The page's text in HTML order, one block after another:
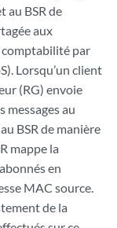
au BSR de
aux
comptabilité par
Lorsqu’un client
(RG) envoie
messages au
BSR de manière
mappe la
en
MAC source.
de la